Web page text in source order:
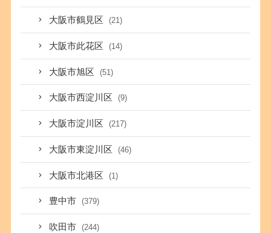
大阪市鶴見区 (21)
大阪市此花区 (14)
大阪市旭区 (51)
大阪市西淀川区 (9)
大阪市淀川区 (217)
大阪市東淀川区 (46)
大阪市北港区 (1)
豊中市 (379)
吹田市 (244)